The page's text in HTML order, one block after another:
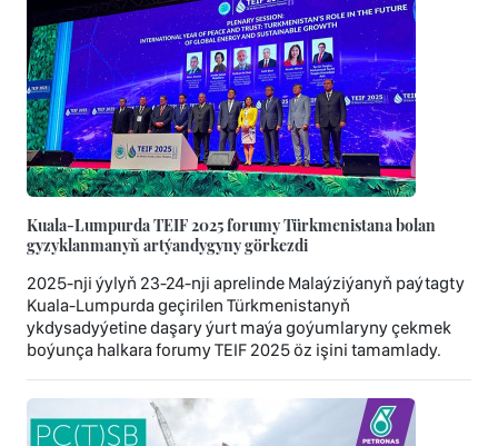
Kuala-Lumpurda TEIF 2025 forumy Türkmenistana bolan
gyzyklanmanyň artýandygyny görkezdi
2025-nji ýylyň 23-24-nji aprelinde Malaýziýanyň paýtagty
Kuala-Lumpurda geçirilen Türkmenistanyň
ykdysadyýetine daşary ýurt maýa goýumlaryny çekmek
boýunça halkara forumy TEIF 2025 öz işini tamamlady.